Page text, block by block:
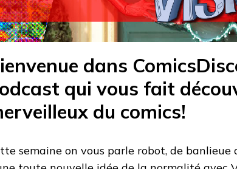
dans
qui vous fait
du comics!
semaine on vous parle robot, de